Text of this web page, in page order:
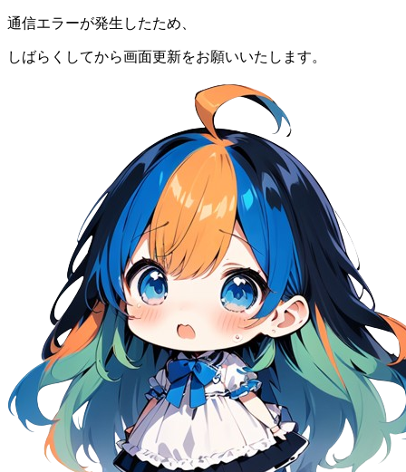
通信エラーが発生したため、
しばらくしてから画面更新をお願いいたします。